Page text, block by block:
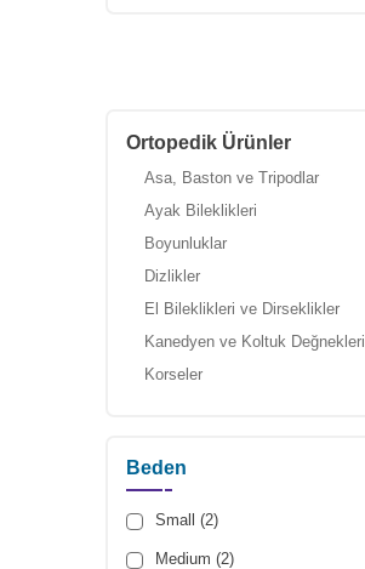
Ortopedik Ürünler
Asa, Baston ve Tripodlar
Ayak Bileklikleri
Boyunluklar
Dizlikler
El Bileklikleri ve Dirseklikler
Kanedyen ve Koltuk Değnekleri
Korseler
Rollator (Yürüteçler)
Beden
Small (2)
Medium (2)